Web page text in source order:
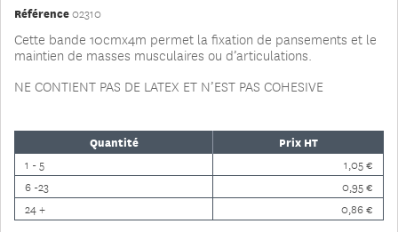
Référence02310
Cette bande 10cmx4m permet la fixation de pansements et le
maintien de masses musculaires ou d’articulations.
NE CONTIENT PAS DE LATEX ET N’EST PAS COHESIVE
Quantité Prix HT
1 - 5
1,05 €
6 -23
0,95 €
24 +
0,86 €